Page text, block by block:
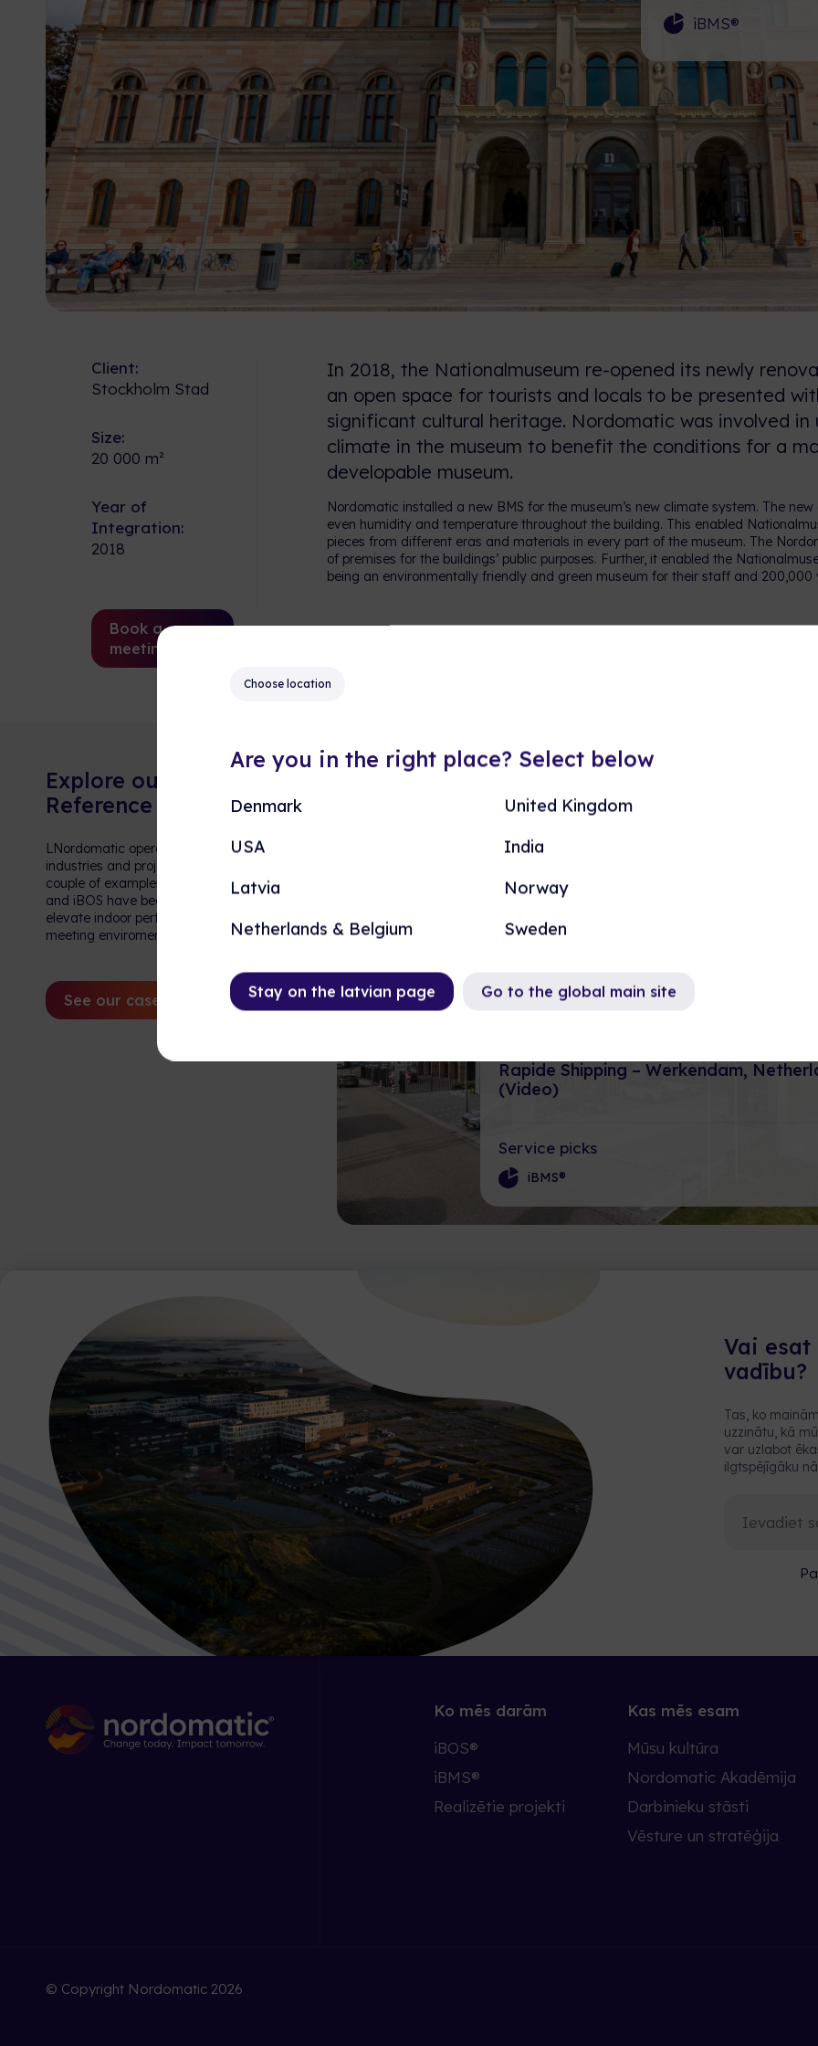
iBMS®
Client:
Stockholm Stad
Size:
20 000 m²
Year of
Integration:
2018
Book a
meeting
In 2018, the Nationalmuseum re-opened its newly
an open space for tourists and locals to be presented
significant cultural heritage. Nordomatic was involved
climate in the museum to benefit the conditions for a
developable museum.
Nordomatic installed a new BMS for the museum’s new climate system. The
even humidity and temperature throughout the building. This enabled
pieces from different eras and materials in every part of the museum. The
of premises for the buildings’ public purposes. Further, it enabled the
being an environmentally friendly and green museum for their staff and 200,000
Explore our
Reference Cases
LNordomatic operates in various
industries and projects. Here are a
couple of examples of how iBMS
and iBOS have been integrated to
elevate indoor performance, while
meeting enviromental goals.
See our cases
Rapide Shipping – Werkendam,
(Video)
Service picks
iBMS®
Vai
vadību?
Tas, ko
uzzinātu, kā
var uzlabot
ilgtspējīgāku
Ko mēs darām
iBOS®
iBMS®
Realizētie projekti
Kas mēs esam
Mūsu kultūra
Nordomatic Akadēmija
Darbinieku stāsti
Vēsture un stratēģija
© Copyright Nordomatic 2026
Choose location
Are you in the right place? Select below
Denmark
United Kingdom
USA
India
Latvia
Norway
Netherlands & Belgium
Sweden
Stay on the latvian page Go to the global main site